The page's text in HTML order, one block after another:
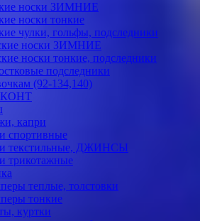
носки ЗИМНИЕ
носки тонкие
чулки, гольфы, подследники
носки ЗИМНИЕ
носки тонкие, подследники
подследники
(92-134,140)
капри
спортивные
текстильные, ДЖИНСЫ
трикотажные
теплые, толстовки
тонкие
куртки